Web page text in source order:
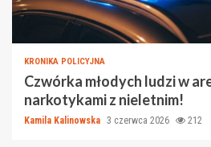
KRONIKA POLICYJNA
Czwórka młodych ludzi w
narkotykami z nieletnim!
Kamila Kalinowska 3 czerwca 2026 212